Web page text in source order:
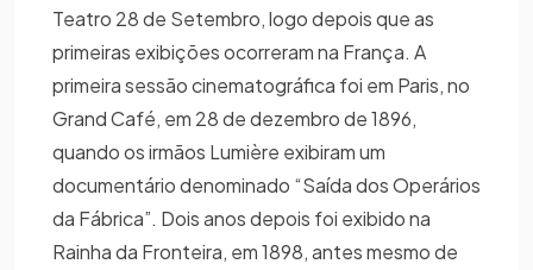
Teatro 28 de Setembro, logo depois que as
primeiras exibições ocorreram na França. A
primeira sessão cinematográfica foi em Paris, no
Grand Café, em 28 de dezembro de 1896,
quando os irmãos Lumière exibiram um
documentário denominado “Saída dos Operários
da Fábrica”. Dois anos depois foi exibido na
Rainha da Fronteira, em 1898, antes mesmo de